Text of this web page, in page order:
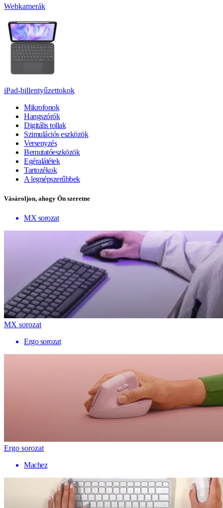
Webkamerák
iPad-billentyűzettokok
Mikrofonok
Hangszórók
Digitális tollak
Szimulációs eszközök
Versenyzés
Bemutatóeszközök
Egéralátétek
Tartozékok
A legnépszerűbbek
Vásároljon, ahogy Ön szeretne
MX sorozat
MX sorozat
Ergo sorozat
Ergo sorozat
Machez